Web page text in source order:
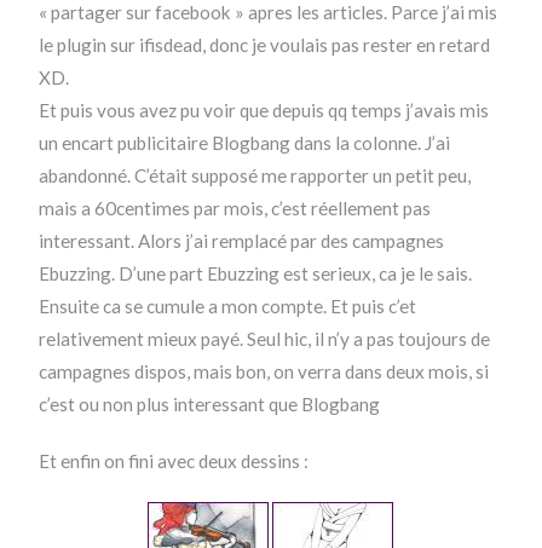
« partager sur facebook » apres les articles. Parce j’ai mis
le plugin sur ifisdead, donc je voulais pas rester en retard
XD.
Et puis vous avez pu voir que depuis qq temps j’avais mis
un encart publicitaire Blogbang dans la colonne. J’ai
abandonné. C’était supposé me rapporter un petit peu,
mais a 60centimes par mois, c’est réellement pas
interessant. Alors j’ai remplacé par des campagnes
Ebuzzing. D’une part Ebuzzing est serieux, ca je le sais.
Ensuite ca se cumule a mon compte. Et puis c’et
relativement mieux payé. Seul hic, il n’y a pas toujours de
campagnes dispos, mais bon, on verra dans deux mois, si
c’est ou non plus interessant que Blogbang
Et enfin on fini avec deux dessins :